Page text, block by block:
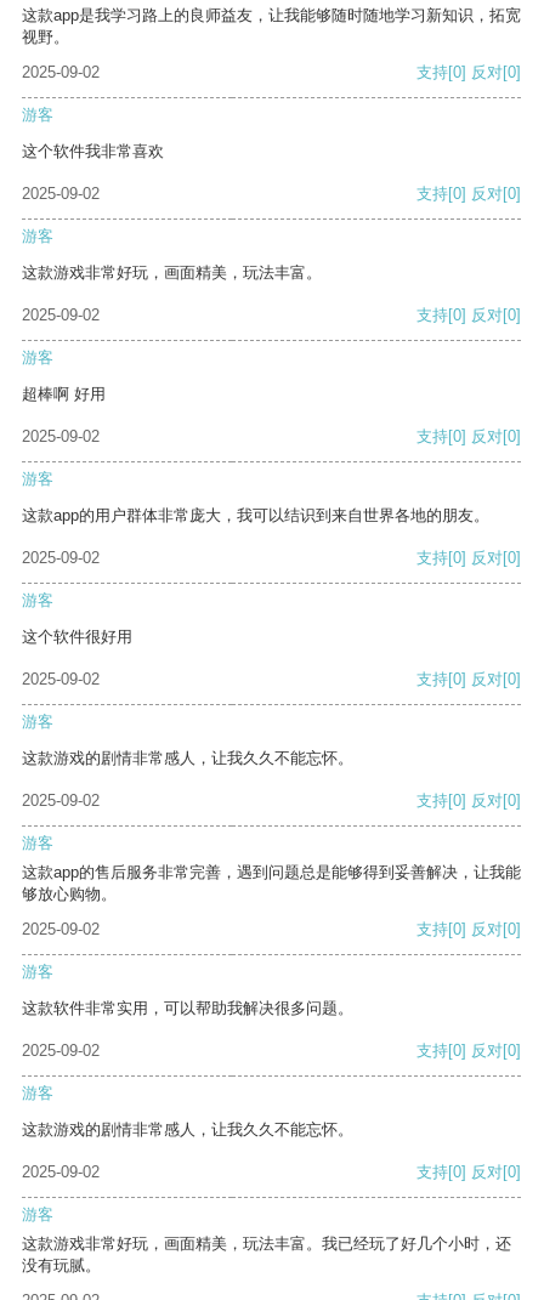
这款app是我学习路上的良师益友，让我能够随时随地学习新知识，拓宽
视野。
2025-09-02
支持[0] 反对[0]
游客
这个软件我非常喜欢
2025-09-02 支持[0] 反对[0]
游客
这款游戏非常好玩，画面精美，玩法丰富。
2025-09-02 支持[0] 反对[0]
游客
超棒啊 好用
2025-09-02 支持[0] 反对[0]
游客
这款app的用户群体非常庞大，我可以结识到来自世界各地的朋友。
2025-09-02 支持[0] 反对[0]
游客
这个软件很好用
2025-09-02 支持[0] 反对[0]
游客
这款游戏的剧情非常感人，让我久久不能忘怀。
2025-09-02 支持[0] 反对[0]
游客
这款app的售后服务非常完善，遇到问题总是能够得到妥善解决，让我能
够放心购物。
2025-09-02
支持[0] 反对[0]
游客
这款软件非常实用，可以帮助我解决很多问题。
2025-09-02 支持[0] 反对[0]
游客
这款游戏的剧情非常感人，让我久久不能忘怀。
2025-09-02 支持[0] 反对[0]
游客
这款游戏非常好玩，画面精美，玩法丰富。我已经玩了好几个小时，还
没有玩腻。